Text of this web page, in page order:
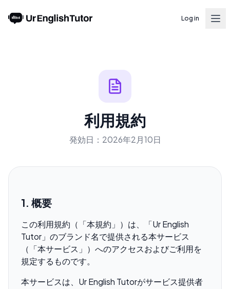
Log in
利用規約
発効日：2026年2月10日
1. 概要
この利用規約（「本規約」）は、「Ur English
Tutor」のブランド名で提供される本サービス
（「本サービス」）へのアクセスおよびご利用を
規定するものです。
本サービスは、Ur English Tutorがサービス提供者